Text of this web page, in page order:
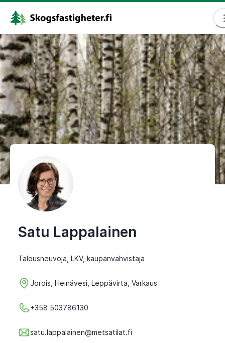
Satu Lappalainen
Talousneuvoja, LKV, kaupanvahvistaja
Jorois, Heinävesi, Leppävirta, Varkaus
+358 503786130
satu.lappalainen@metsatilat.fi